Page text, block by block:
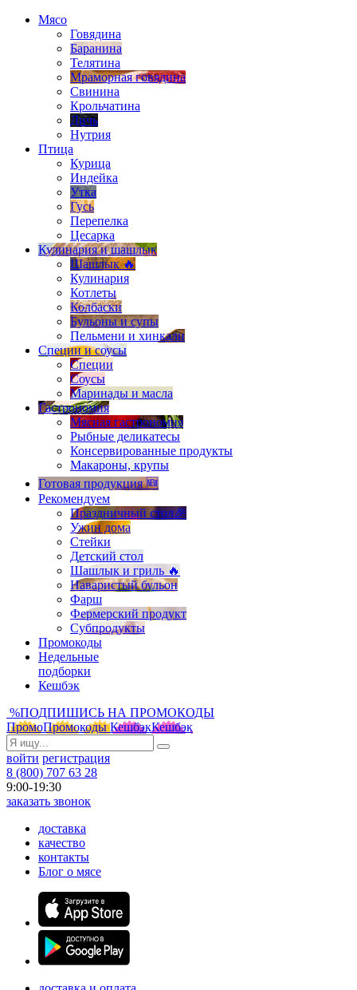
Мясо
Говядина
Баранина
Телятина
Мраморная говядина
Свинина
Крольчатина
Дичь
Нутрия
Птица
Курица
Индейка
Утка
Гусь
Перепелка
Цесарка
Кулинария и шашлык
Шашлык 🔥
Кулинария
Котлеты
Колбаски
Бульоны и супы
Пельмени и хинкали
Специи и соусы
Специи
Соусы
Маринады и масла
Гастрономия
Мясная гастрономия
Рыбные деликатесы
Консервированные продукты
Макароны, крупы
Готовая продукция 🆕
Рекомендуем
Праздничный стол🎉
Ужин дома
Стейки
Детский стол
Шашлык и гриль 🔥
Наваристый бульон
Фарш
Фермерский продукт
Субпродукты
Промокоды
Недельные
подборки
Кешбэк
%ПОДПИШИСЬ НА ПРОМОКОДЫ
ПромоПромокоды КешбэкКешбэк
войти регистрация
8 (800) 707 63 28
9:00-19:30
заказать звонок
доставка
качество
контакты
Блог о мясе